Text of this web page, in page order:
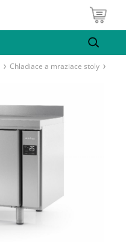
Chladiace a mraziace stoly